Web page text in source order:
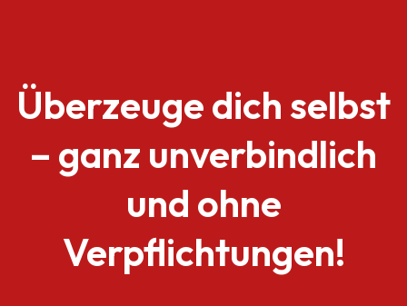
Überzeuge dich selbst
– ganz unverbindlich
und ohne
Verpflichtungen!